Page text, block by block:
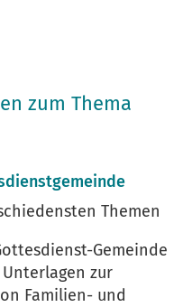
zum Thema
Themen
Gemeinde
zur
Familien- und